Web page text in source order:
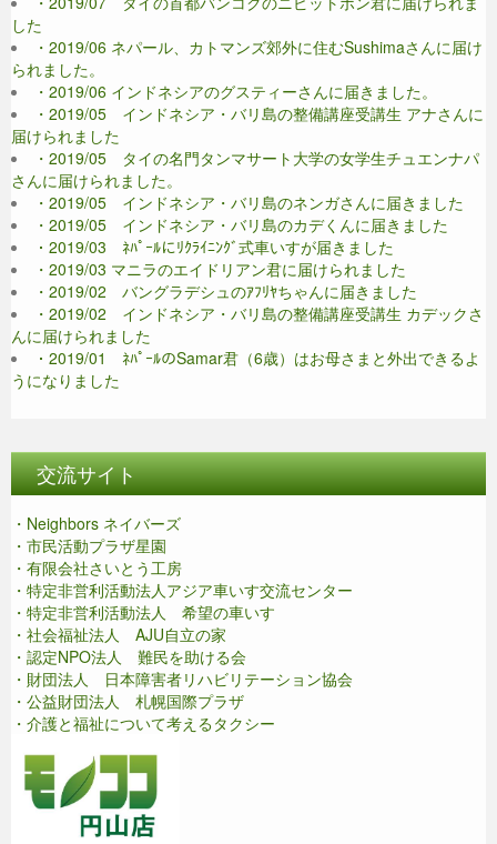
した
・2019/06 ネパール、カトマンズ郊外に住むSushimaさんに届け
られました。
・2019/06 インドネシアのグスティーさんに届きました。
・2019/05 インドネシア・バリ島の整備講座受講生 アナさんに
届けられました
・2019/05 タイの名門タンマサート大学の女学生チュエンナパ
さんに届けられました。
・2019/05 インドネシア・バリ島のネンガさんに届きました
・2019/05 インドネシア・バリ島のカデくんに届きました
・2019/03 ﾈﾊﾟｰﾙにﾘｸﾗｲﾆﾝｸﾞ式車いすが届きました
・2019/03 マニラのエイドリアン君に届けられました
・2019/02 バングラデシュのｱﾌﾘﾔちゃんに届きました
・2019/02 インドネシア・バリ島の整備講座受講生 カデックさ
んに届けられました
・2019/01 ﾈﾊﾟｰﾙのSamar君（6歳）はお母さまと外出できるよ
うになりました
交流サイト
・Neighbors ネイバーズ
・市民活動プラザ星園
・有限会社さいとう工房
・特定非営利活動法人アジア車いす交流センター
・特定非営利活動法人 希望の車いす
・社会福祉法人 AJU自立の家
・認定NPO法人 難民を助ける会
・財団法人 日本障害者リハビリテーション協会
・公益財団法人 札幌国際プラザ
・介護と福祉について考えるタクシー